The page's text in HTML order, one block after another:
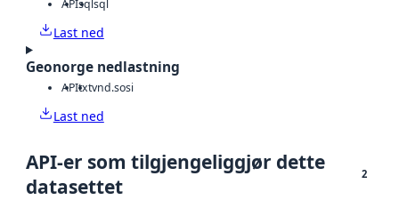
APIsqlsql
Last ned
Geonorge nedlastning
APItxtvnd.sosi
Last ned
API-er som tilgjengeliggjør dette
datasettet
2